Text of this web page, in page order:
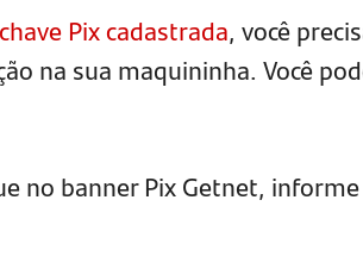
chave Pix cadastrada, você
na sua maquininha. Você
no banner Pix Getnet,